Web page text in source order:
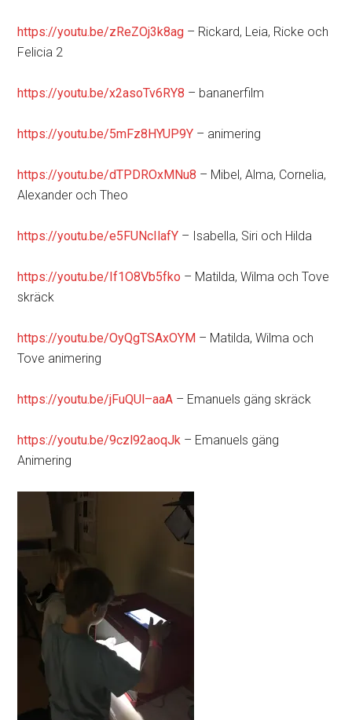
https://youtu.be/zReZOj3k8ag – Rickard, Leia, Ricke och
Felicia 2
https://youtu.be/x2asoTv6RY8 – bananerfilm
https://youtu.be/5mFz8HYUP9Y – animering
https://youtu.be/dTPDROxMNu8 – Mibel, Alma, Cornelia,
Alexander och Theo
https://youtu.be/e5FUNcIlafY – Isabella, Siri och Hilda
https://youtu.be/If1O8Vb5fko – Matilda, Wilma och Tove
skräck
https://youtu.be/OyQgTSAxOYM – Matilda, Wilma och
Tove animering
https://youtu.be/jFuQUl–aaA – Emanuels gäng skräck
https://youtu.be/9czl92aoqJk – Emanuels gäng
Animering